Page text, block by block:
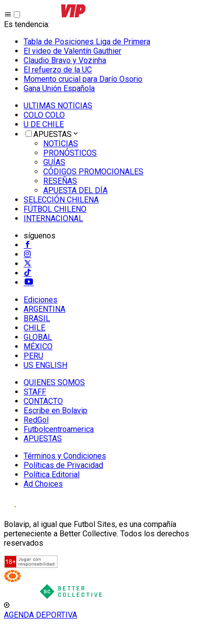
Es tendencia:
Tabla de Posiciones Liga de Primera
El video de Valentín Gauthier
Claudio Bravo y Vozinha
El refuerzo de la UC
Momento crucial para Darío Osorio
Gana Unión Española
ULTIMAS NOTICIAS
COLO COLO
U DE CHILE
APUESTAS
NOTICIAS
PRONÓSTICOS
GUÍAS
CÓDIGOS PROMOCIONALES
RESEÑAS
APUESTA DEL DÍA
SELECCIÓN CHILENA
FÚTBOL CHILENO
INTERNACIONAL
síguenos
Ediciones
ARGENTINA
BRASIL
CHILE
GLOBAL
MÉXICO
PERU
US ENGLISH
QUIENES SOMOS
STAFF
CONTACTO
Escribe en Bolavip
RedGol
Futbolcentroamerica
APUESTAS
Términos y Condiciones
Políticas de Privacidad
Política Editorial
Ad Choices
Bolavip, al igual que Futbol Sites, es una compañía
perteneciente a Better Collective. Todos los derechos
reservados
AGENDA DEPORTIVA